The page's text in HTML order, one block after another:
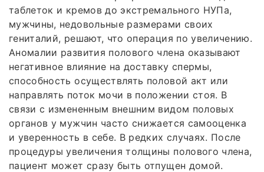
таблеток и кремов до экстремального НУПа,
мужчины, недовольные размерами своих
гениталий, решают, что операция по увеличению.
Аномалии развития полового члена оказывают
негативное влияние на доставку спермы,
способность осуществлять половой акт или
направлять поток мочи в положении стоя. В
связи с измененным внешним видом половых
органов у мужчин часто снижается самооценка
и уверенность в себе. В редких случаях. После
процедуры увеличения толщины полового члена,
пациент может сразу быть отпущен домой.